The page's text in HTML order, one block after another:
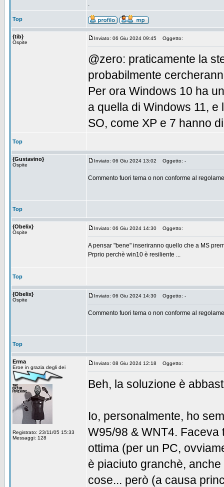
.
Top
{tib}
Ospite
Inviato: 06 Giu 2024 09:45 Oggetto:
@zero: praticamente la
probabilmente
Per ora Windows 10 ha
a quella di Windows 11,
SO, come XP e 7 hanno
Top
{Gustavino}
Ospite
Inviato: 06 Giu 2024 13:02 Oggetto: -
Commento fuori tema o non conforme al
Top
{Obelix}
Ospite
Inviato: 06 Giu 2024 14:30 Oggetto:
A pensar "bene" inseriranno quello che a MS
Prprio perchè win10 è resiliente ...
Top
{Obelix}
Ospite
Inviato: 06 Giu 2024 14:30 Oggetto: -
Commento fuori tema o non conforme al
Top
Erma
Eroe in grazia degli dei
Registrato: 23/11/05 15:33
Messaggi: 128
Inviato: 08 Giu 2024 12:18 Oggetto:
Beh, la soluzione è
Io, personalmente, ho
W95/98 & WNT4.
ottima (per un PC,
è piaciuto granchè,
cose... però (a causa